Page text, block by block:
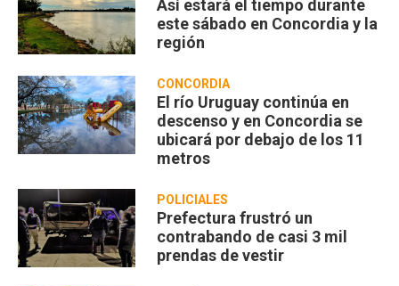
Así estará el tiempo durante
este sábado en Concordia y la
región
CONCORDIA
El río Uruguay continúa en
descenso y en Concordia se
ubicará por debajo de los 11
metros
POLICIALES
Prefectura frustró un
contrabando de casi 3 mil
prendas de vestir